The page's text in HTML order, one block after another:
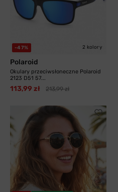
-47% 2 kolory
Polaroid
Okulary przeciwsłoneczne Polaroid
2123 D51 57...
113,99 zł 213,99 zł